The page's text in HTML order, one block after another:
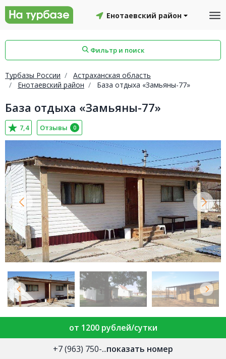
Енотаевский район
Фильтр и поиск
Турбазы России
Астраханская область
Енотаевский район
База отдыха «Замьяны-77»
База отдыха «Замьяны-77»
7,4 Отзывы 0
от 1200 рублей/сутки
+7 (963) 750-...показать номер
Смоленский район Топчихинский район
Красноборский район
Онежский район
Северодвинск Устьянский район